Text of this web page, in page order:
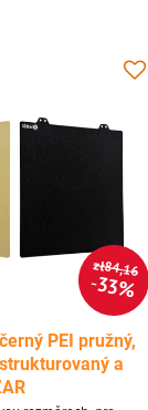
zł84,16
33%
PEI pružný,
a